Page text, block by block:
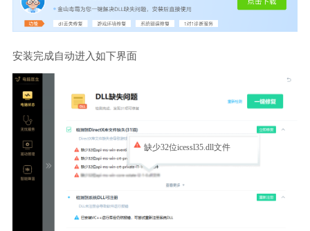
安装完成自动进入如下界面
缺少32位icessl35.dll文件